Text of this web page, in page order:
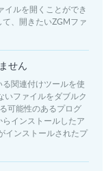
イルを開くことができ
、開きたいZGMファ
せん
関連付けツールを使
いファイルをダブルク
可能性のあるプログ
インストールしたア
インストールされたプ